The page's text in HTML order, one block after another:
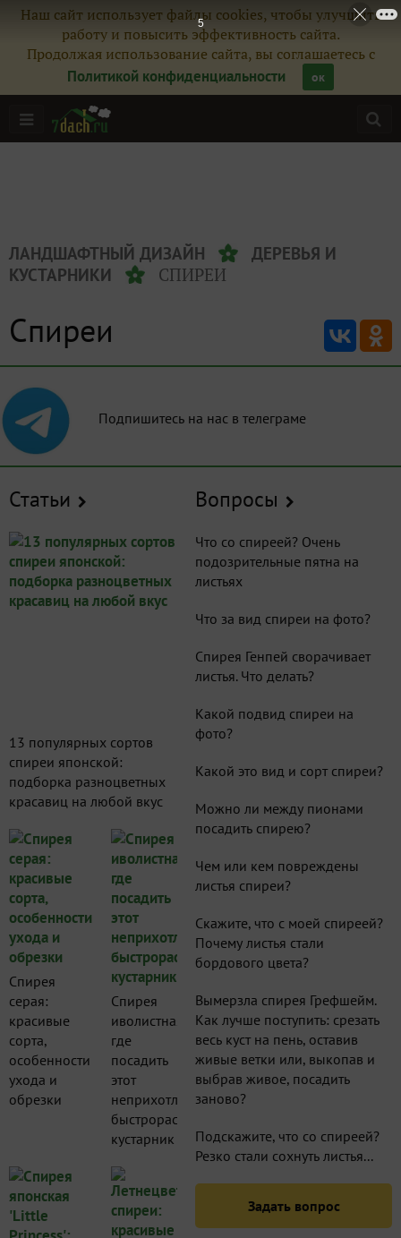
Наш сайт использует файлы cookies, чтобы улучшить
работу и повысить эффективность сайта.
Продолжая использование сайта, вы соглашаетесь с
Политикой конфиденциальности
ок
ЛАНДШАФТНЫЙ ДИЗАЙН
ДЕРЕВЬЯ И
КУСТАРНИКИ
СПИРЕИ
Спиреи
Подпишитесь на нас в телеграме
Статьи
13 популярных сортов
спиреи японской:
подборка разноцветных
красавиц на любой вкус
Спирея
серая:
красивые
сорта,
особенности
ухода и
обрезки
Спирея
иволистная:
где
посадить
этот
неприхотливый
быстрорастущий
кустарник
Вопросы
Что со спиреей? Очень
подозрительные пятна на
листьях
Что за вид спиреи на фото?
Спирея Генпей сворачивает
листья. Что делать?
Какой подвид спиреи на
фото?
Какой это вид и сорт спиреи?
Можно ли между пионами
посадить спирею?
Чем или кем повреждены
листья спиреи?
Скажите, что с моей спиреей?
Почему листья стали
бордового цвета?
Вымерзла спирея Грефшейм.
Как лучше поступить: срезать
весь куст на пень, оставив
живые ветки или, выкопав и
выбрав живое, посадить
заново?
Подскажите, что со спиреей?
Резко стали сохнуть листья...
Задать вопрос
4